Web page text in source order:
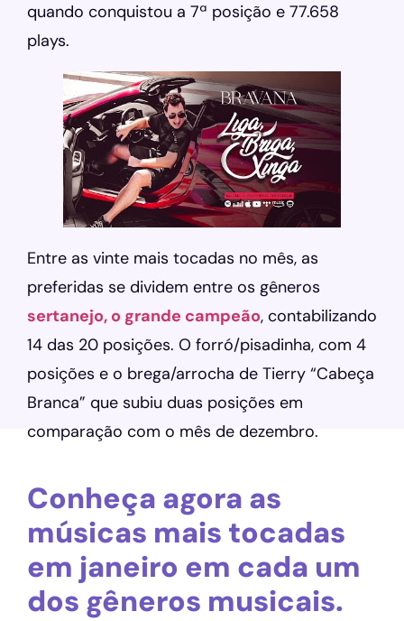
quando conquistou a 7ª posição e 77.658
plays.
Entre as vinte mais tocadas no mês, as
preferidas se dividem entre os gêneros
sertanejo, o grande campeão, contabilizando
14 das 20 posições. O forró/pisadinha, com 4
posições e o brega/arrocha de Tierry “Cabeça
Branca” que subiu duas posições em
comparação com o mês de dezembro.
Conheça agora as
músicas mais tocadas
em janeiro em cada um
dos gêneros musicais.